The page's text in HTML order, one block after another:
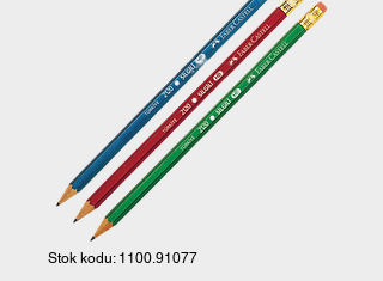
Stok kodu: 1100.91077